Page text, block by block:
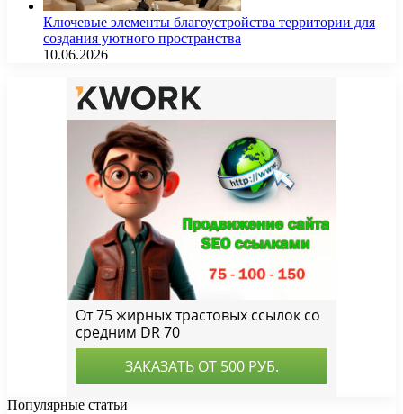
Ключевые элементы благоустройства территории для
создания уютного пространства
10.06.2026
Популярные статьи